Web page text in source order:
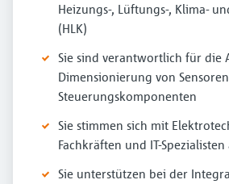
Heizungs-, Lüftungs-, Klima-
(HLK)
Sie sind verantwortlich für die
Dimensionierung von
Steuerungskomponenten
Sie stimmen sich mit
Fachkräften und IT-Spezialisten
Sie unterstützen bei der